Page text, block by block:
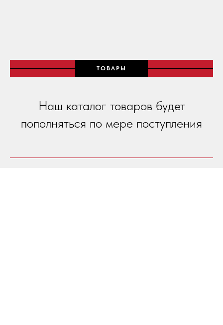
ТОВАРЫ
Наш каталог товаров будет
пополняться по мере поступления